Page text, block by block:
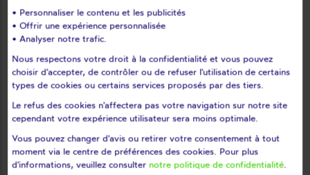
Limours en hurepoix
Linas
Lisses
Longpont-sur-orge
Marcoussis
Marolles-en-beauce
Marolles-en-hurepoix
Massy
Mennecy
Méréville
Mérobert
Mespuits
Milly-la-forêt
Moigny-sur-école
Mondeville
Monnerville
• Personnaliser le contenu et les publicités
• Offrir une expérience personnalisée
• Analyser notre trafic.
Nous respectons votre droit à la confidentialité et vous pouvez
choisir d'accepter, de contrôler ou de refuser l'utilisation de certains
types de cookies ou certains services proposés par des tiers.
Le refus des cookies n'affectera pas votre navigation sur notre site
cependant votre expérience utilisateur sera moins optimale.
Vous pouvez changer d'avis ou retirer votre consentement à tout
moment via le centre de préférences des cookies. Pour plus
d'informations, veuillez consulter notre politique de confidentialité.